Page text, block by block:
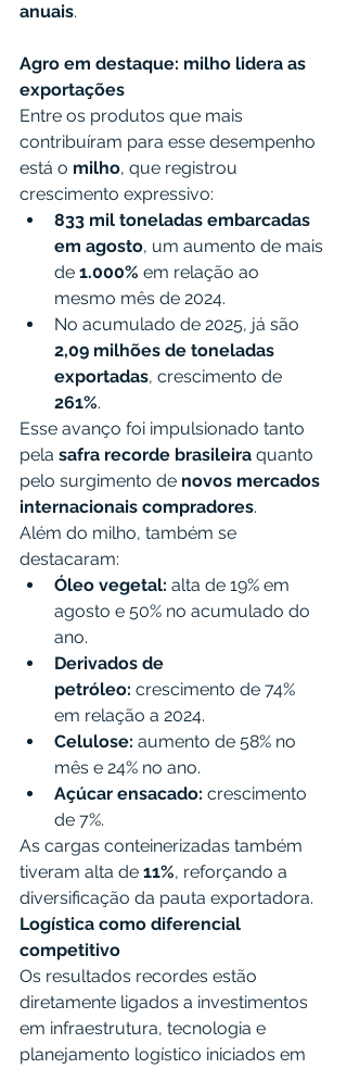
anuais.
Agro em destaque: milho lidera as
exportações
Entre os produtos que mais
contribuíram para esse desempenho
está o milho, que registrou
crescimento expressivo:
833 mil toneladas embarcadas
em agosto, um aumento de mais
de 1.000% em relação ao
mesmo mês de 2024.
No acumulado de 2025, já são
2,09 milhões de toneladas
exportadas, crescimento de
261%.
Esse avanço foi impulsionado tanto
pela safra recorde brasileira quanto
pelo surgimento de novos mercados
internacionais compradores.
Além do milho, também se
destacaram:
Óleo vegetal: alta de 19% em
agosto e 50% no acumulado do
ano.
Derivados de
petróleo: crescimento de 74%
em relação a 2024.
Celulose: aumento de 58% no
mês e 24% no ano.
Açúcar ensacado: crescimento
de 7%.
As cargas conteinerizadas também
tiveram alta de 11%, reforçando a
diversificação da pauta exportadora.
Logística como diferencial
competitivo
Os resultados recordes estão
diretamente ligados a investimentos
em infraestrutura, tecnologia e
planejamento logístico iniciados em